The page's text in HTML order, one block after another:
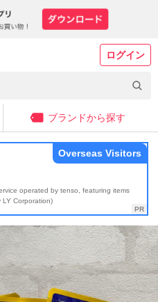
ログイン
ブランドから探す
operated by tenso, featuring items
LY Corporation)
Overseas Visitors